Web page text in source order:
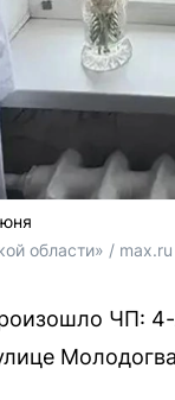
области» / max.ru
ЧП: 4-